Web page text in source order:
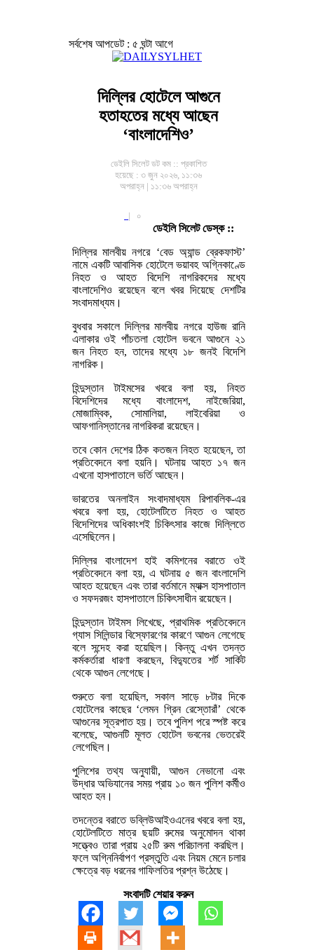
সর্বশেষ আপডেট : ৫ ঘন্টা আগে
দিল্লির হোটেলে আগুনে
হতাহতের মধ্যে আছেন
‘বাংলাদেশিও’
ডেইলি সিলেট ডট কম :: প্রকাশিত
হয়েছে : ৩ জুন ২০২৬, ১১:৩৬
অপরাহ্ন | ১১:৩৬ অপরাহ্ন
| ০
ডেইলি সিলেট ডেস্ক ::
দিল্লির মালবীয় নগরে ‘বেড অ্যান্ড ব্রেকফাস্ট’
নামে একটি আবাসিক হোটেলে ভয়াবহ অগ্নিকাণ্ডে
নিহত ও আহত বিদেশি নাগরিকদের মধ্যে
বাংলাদেশিও রয়েছেন বলে খবর দিয়েছে দেশটির
সংবাদমাধ্যম।
বুধবার সকালে দিল্লির মালবীয় নগরে হাউজ রানি
এলাকার ওই পাঁচতলা হোটেল ভবনে আগুনে ২১
জন নিহত হন, তাদের মধ্যে ১৮ জনই বিদেশি
নাগরিক।
হিন্দুস্তান টাইমসের খবরে বলা হয়, নিহত
বিদেশিদের মধ্যে বাংলাদেশ, নাইজেরিয়া,
মোজাম্বিক, সোমালিয়া, লাইবেরিয়া ও
আফগানিস্তানের নাগরিকরা রয়েছেন।
তবে কোন দেশের ঠিক কতজন নিহত হয়েছেন, তা
প্রতিবেদনে বলা হয়নি। ঘটনায় আহত ১৭ জন
এখনো হাসপাতালে ভর্তি আছেন।
ভারতের অনলাইন সংবাদমাধ্যম রিপাবলিক-এর
খবরে বলা হয়, হোটেলটিতে নিহত ও আহত
বিদেশিদের অধিকাংশই চিকিৎসার কাজে দিল্লিতে
এসেছিলেন।
দিল্লির বাংলাদেশ হাই কমিশনের বরাতে ওই
প্রতিবেদনে বলা হয়, এ ঘটনায় ৫ জন বাংলাদেশি
আহত হয়েছেন এবং তারা বর্তমানে ম্যাক্স হাসপাতাল
ও সফদরজং হাসপাতালে চিকিৎসাধীন রয়েছেন।
হিন্দুস্তান টাইমস লিখেছে, প্রাথমিক প্রতিবেদনে
গ্যাস সিলিন্ডার বিস্ফোরণের কারণে আগুন লেগেছে
বলে সন্দেহ করা হয়েছিল। কিন্তু এখন তদন্ত
কর্মকর্তারা ধারণা করছেন, বিদ্যুতের শর্ট সার্কিট
থেকে আগুন লেগেছে।
শুরুতে বলা হয়েছিল, সকাল সাড়ে ৮টার দিকে
হোটেলের কাছের ‘লেমন গ্রিন রেস্তোরাঁ’ থেকে
আগুনের সূত্রপাত হয়। তবে পুলিশ পরে স্পষ্ট করে
বলেছে, আগুনটি মূলত হোটেল ভবনের ভেতরেই
লেগেছিল।
পুলিশের তথ্য অনুযায়ী, আগুন নেভানো এবং
উদ্ধার অভিযানের সময় প্রায় ১০ জন পুলিশ কর্মীও
আহত হন।
তদন্তের বরাতে ডব্লিউআইওএনের খবরে বলা হয়,
হোটেলটিতে মাত্র ছয়টি রুমের অনুমোদন থাকা
সত্ত্বেও তারা প্রায় ২৫টি রুম পরিচালনা করছিল।
ফলে অগ্নিনির্বাপণ প্রস্তুতি এবং নিয়ম মেনে চলার
ক্ষেত্রে বড় ধরনের গাফিলতির প্রশ্ন উঠেছে।
সংবাদটি শেয়ার করুন